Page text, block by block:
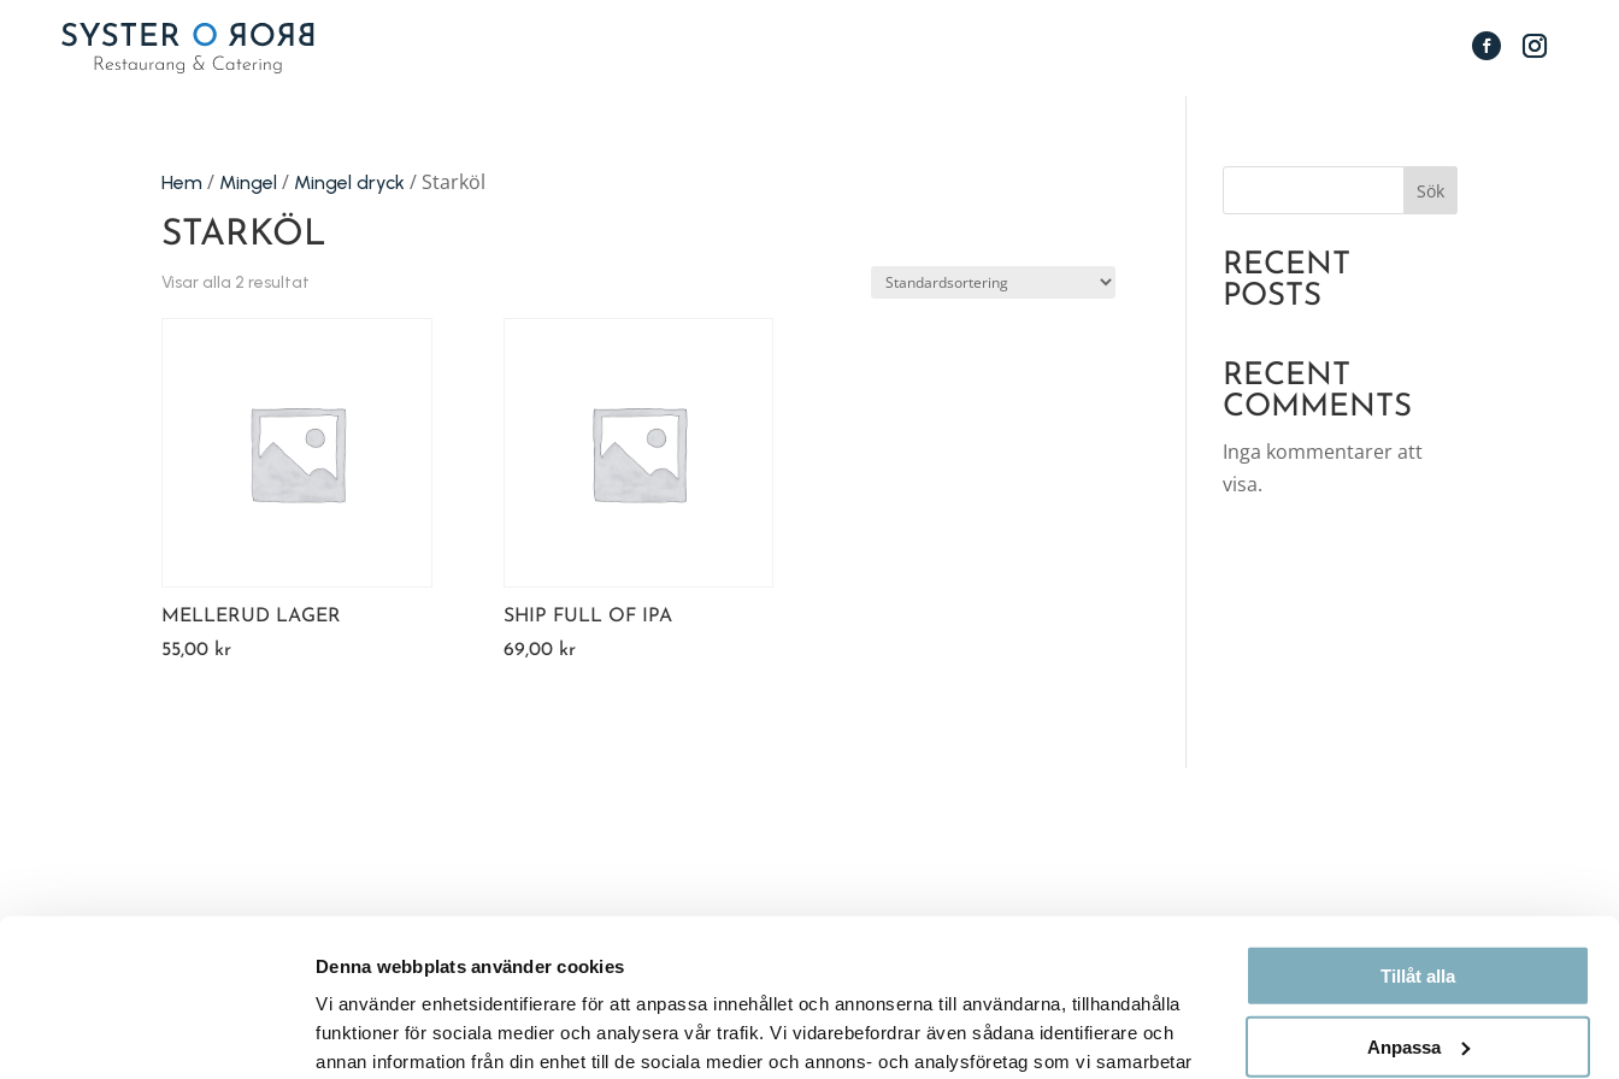
Denna webbplats använder cookies
Vi använder enhetsidentifierare för att anpassa innehållet och annonserna till användarna, tillhandahålla
funktioner för sociala medier och analysera vår trafik. Vi vidarebefordrar även sådana identifierare och
annan information från din enhet till de sociala medier och annons- och analysföretag som vi samarbetar
Tillåt alla
Anpassa
Hem / Mingel / Mingel dryck / Starköl
STARKÖL
Visar alla 2 resultat
MELLERUD LAGER
55,00 kr
SHIP FULL OF IPA
69,00 kr
Sök
RECENT
POSTS
RECENT
COMMENTS
Inga kommentarer att
visa.